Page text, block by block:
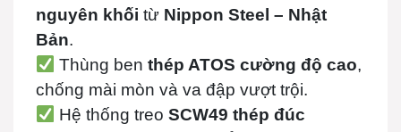
nguyên khối từ Nippon Steel – Nhật
Bản.
Thùng benthép ATOS cường độ cao,
chống mài mòn và va đập vượt trội.
Hệ thống treoSCW49 thép đúc